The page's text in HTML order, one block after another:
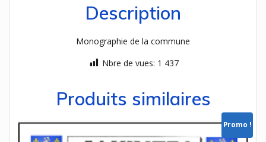
Description
Monographie de la commune
Nbre de vues: 1 437
Produits similaires
Promo !